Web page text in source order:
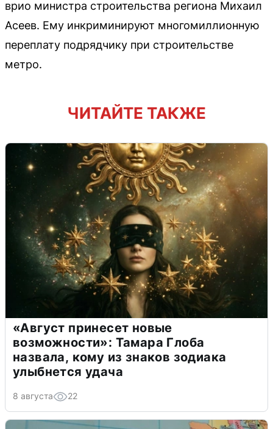
врио министра строительства региона Михаил
Асеев. Ему инкриминируют многомиллионную
переплату подрядчику при строительстве
метро.
ЧИТАЙТЕ ТАКЖЕ
«Август принесет новые
возможности»: Тамара Глоба
назвала, кому из знаков зодиака
улыбнется удача
8 августа 22